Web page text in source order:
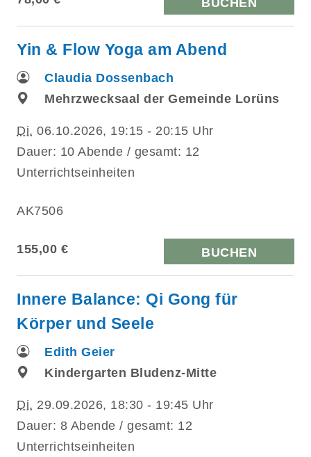
Yin & Flow Yoga am Abend
Claudia Dossenbach
Mehrzwecksaal der Gemeinde Lorüns
Di. 06.10.2026, 19:15 - 20:15 Uhr
Dauer: 10 Abende / gesamt: 12
Unterrichtseinheiten
AK7506
155,00 € BUCHEN
Innere Balance: Qi Gong für
Körper und Seele
Edith Geier
Kindergarten Bludenz-Mitte
Di. 29.09.2026, 18:30 - 19:45 Uhr
Dauer: 8 Abende / gesamt: 12
Unterrichtseinheiten